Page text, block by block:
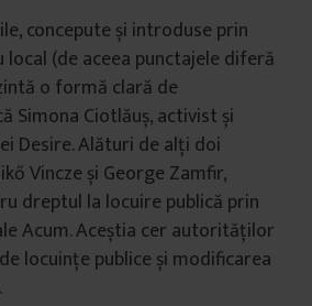
concepute și introduse prin
(de aceea punctajele diferă
o formă clară de
Simona Ciotlăuș, activist și
Desire. Alături de alți doi
Vincze și George Zamfir,
dreptul la locuire publică prin
Acum. Aceștia cer autorităților
locuințe publice și modificarea